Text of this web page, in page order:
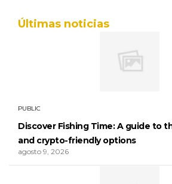
Últimas noticias
PUBLIC
Discover Fishing Time: A guide to
and crypto-friendly options
agosto 9, 2026